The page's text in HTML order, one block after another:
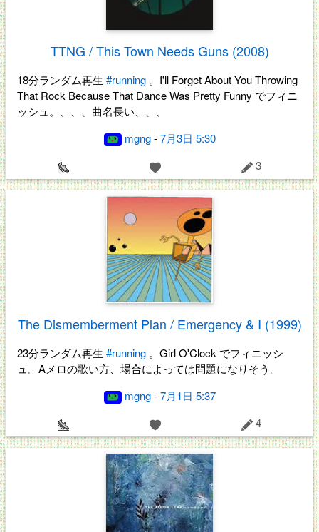
TTNG / This Town Needs Guns (2008)
18分ランダム再生 #running 。I'll Forget About You Throwing
That Rock Because That Dance Was Pretty Funny でフィニ
ッシュ。、、、曲名長い、、、
mgng-7月3日 5:30
3
The Dismemberment Plan / Emergency & I (1999)
23分ランダム再生 #running 。Girl O'Clock でフィニッシ
ュ。Aメロの歌い方、場合によっては問題になりそう。
mgng-7月1日 5:37
4